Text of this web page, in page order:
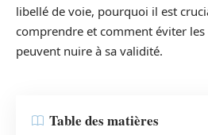
libellé de voie, pourquoi il est
comprendre et comment éviter
peuvent nuire à sa validité.
Table des matières